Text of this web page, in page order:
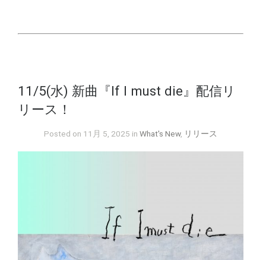
11/5(水) 新曲『If I must die』配信リ
リース！
Posted on 11月 5, 2025 inWhat's New, リリース